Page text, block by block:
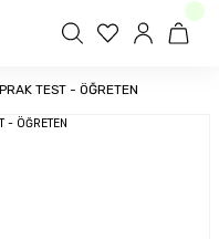
TEST - ÖĞRETEN